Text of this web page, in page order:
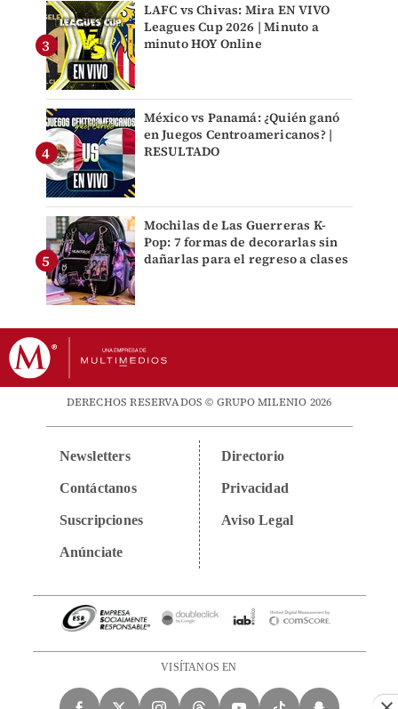
LAFC vs Chivas: Mira EN VIVO
Leagues Cup 2026 | Minuto a
minuto HOY Online
México vs Panamá: ¿Quién ganó
en Juegos Centroamericanos? |
RESULTADO
Mochilas de Las Guerreras K-
Pop: 7 formas de decorarlas sin
dañarlas para el regreso a clases
DERECHOS RESERVADOS © GRUPO MILENIO 2026
Newsletters
Contáctanos
Suscripciones
Anúnciate
Directorio
Privacidad
Aviso Legal
VISÍTANOS EN